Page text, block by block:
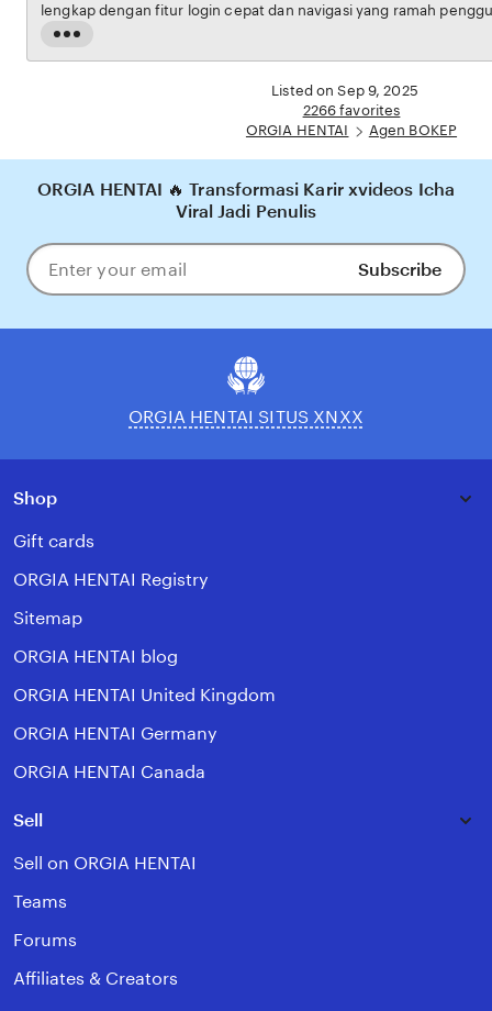
Read
the
lengkap dengan fitur login cepat dan navigasi yang ramah pengguna. Setiap transaksi
dijamin aman, sementara update hasil dan informasi permainan selalu tersedia secara real-
Listed on Sep 9, 2025
2266 favorites
ORGIA HENTAI
Agen BOKEP
ORGIA HENTAI 🔥 Transformasi Karir xvideos Icha
Viral Jadi Penulis
Enter
your
Subscribe
ORGIA HENTAI SITUS XNXX
Shop
Gift cards
ORGIA HENTAI Registry
Sitemap
ORGIA HENTAI blog
ORGIA HENTAI United Kingdom
ORGIA HENTAI Germany
ORGIA HENTAI Canada
Sell
Sell on ORGIA HENTAI
Teams
Forums
Affiliates & Creators